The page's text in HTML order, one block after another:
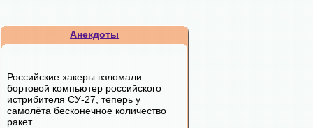
Анекдоты
Российские хакеры взломали
бортовой компьютер российского
истрибителя СУ-27, теперь у
самолёта бесконечное количество
ракет.